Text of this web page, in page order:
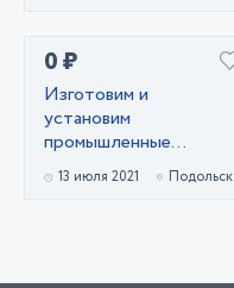
0 ₽
Изготовим и
установим
промышленные
рулонные ворота
МВА из профиля AL-
13 июля 2021 Подольск